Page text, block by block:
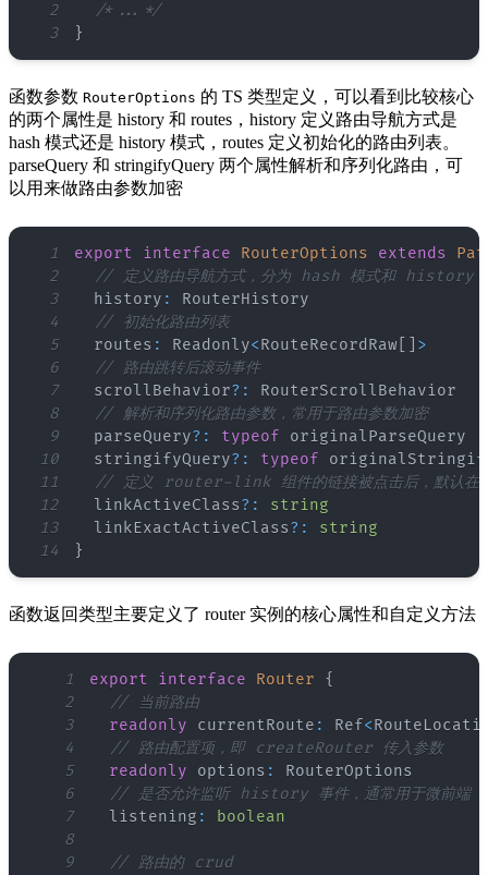
2
/*...*/
3
}
函数参数 RouterOptions 的 TS 类型定义，可以看到比较核心
的两个属性是 history 和 routes，history 定义路由导航方式是
hash 模式还是 history 模式，routes 定义初始化的路由列表。
parseQuery 和 stringifyQuery 两个属性解析和序列化路由，可
以用来做路由参数加密
1 export interface RouterOptions extends
2
// 定义路由导航方式，分为 hash 模式和 history
3
  history
:
RouterHistory
4
// 初始化路由列表
5
  routes
: Readonly<RouteRecordRaw[
>
6
// 路由跳转后滚动事件
7
  scrollBehavior
? :
RouterScrollBehavior
8
// 解析和序列化路由参数，常用于路由参数加密
9
  parseQuery
? : typeof
10
  stringifyQuery
? :
typeof
11
// 定义 router-link 组件的链接被点击后，默认在
12
  linkActiveClass
? :
string
13
  linkExactActiveClass
? :
string
14
}
函数返回类型主要定义了 router 实例的核心属性和自定义方法
1 export interface Router
{
2
// 当前路由
3
readonly currentRoute : Ref<
4
// 路由配置项，即 createRouter 传入参数
5
readonly options :
RouterOptions
6
// 是否允许监听 history 事件，通常用于微前端
7
  listening
:
boolean
8
9
// 路由的 crud